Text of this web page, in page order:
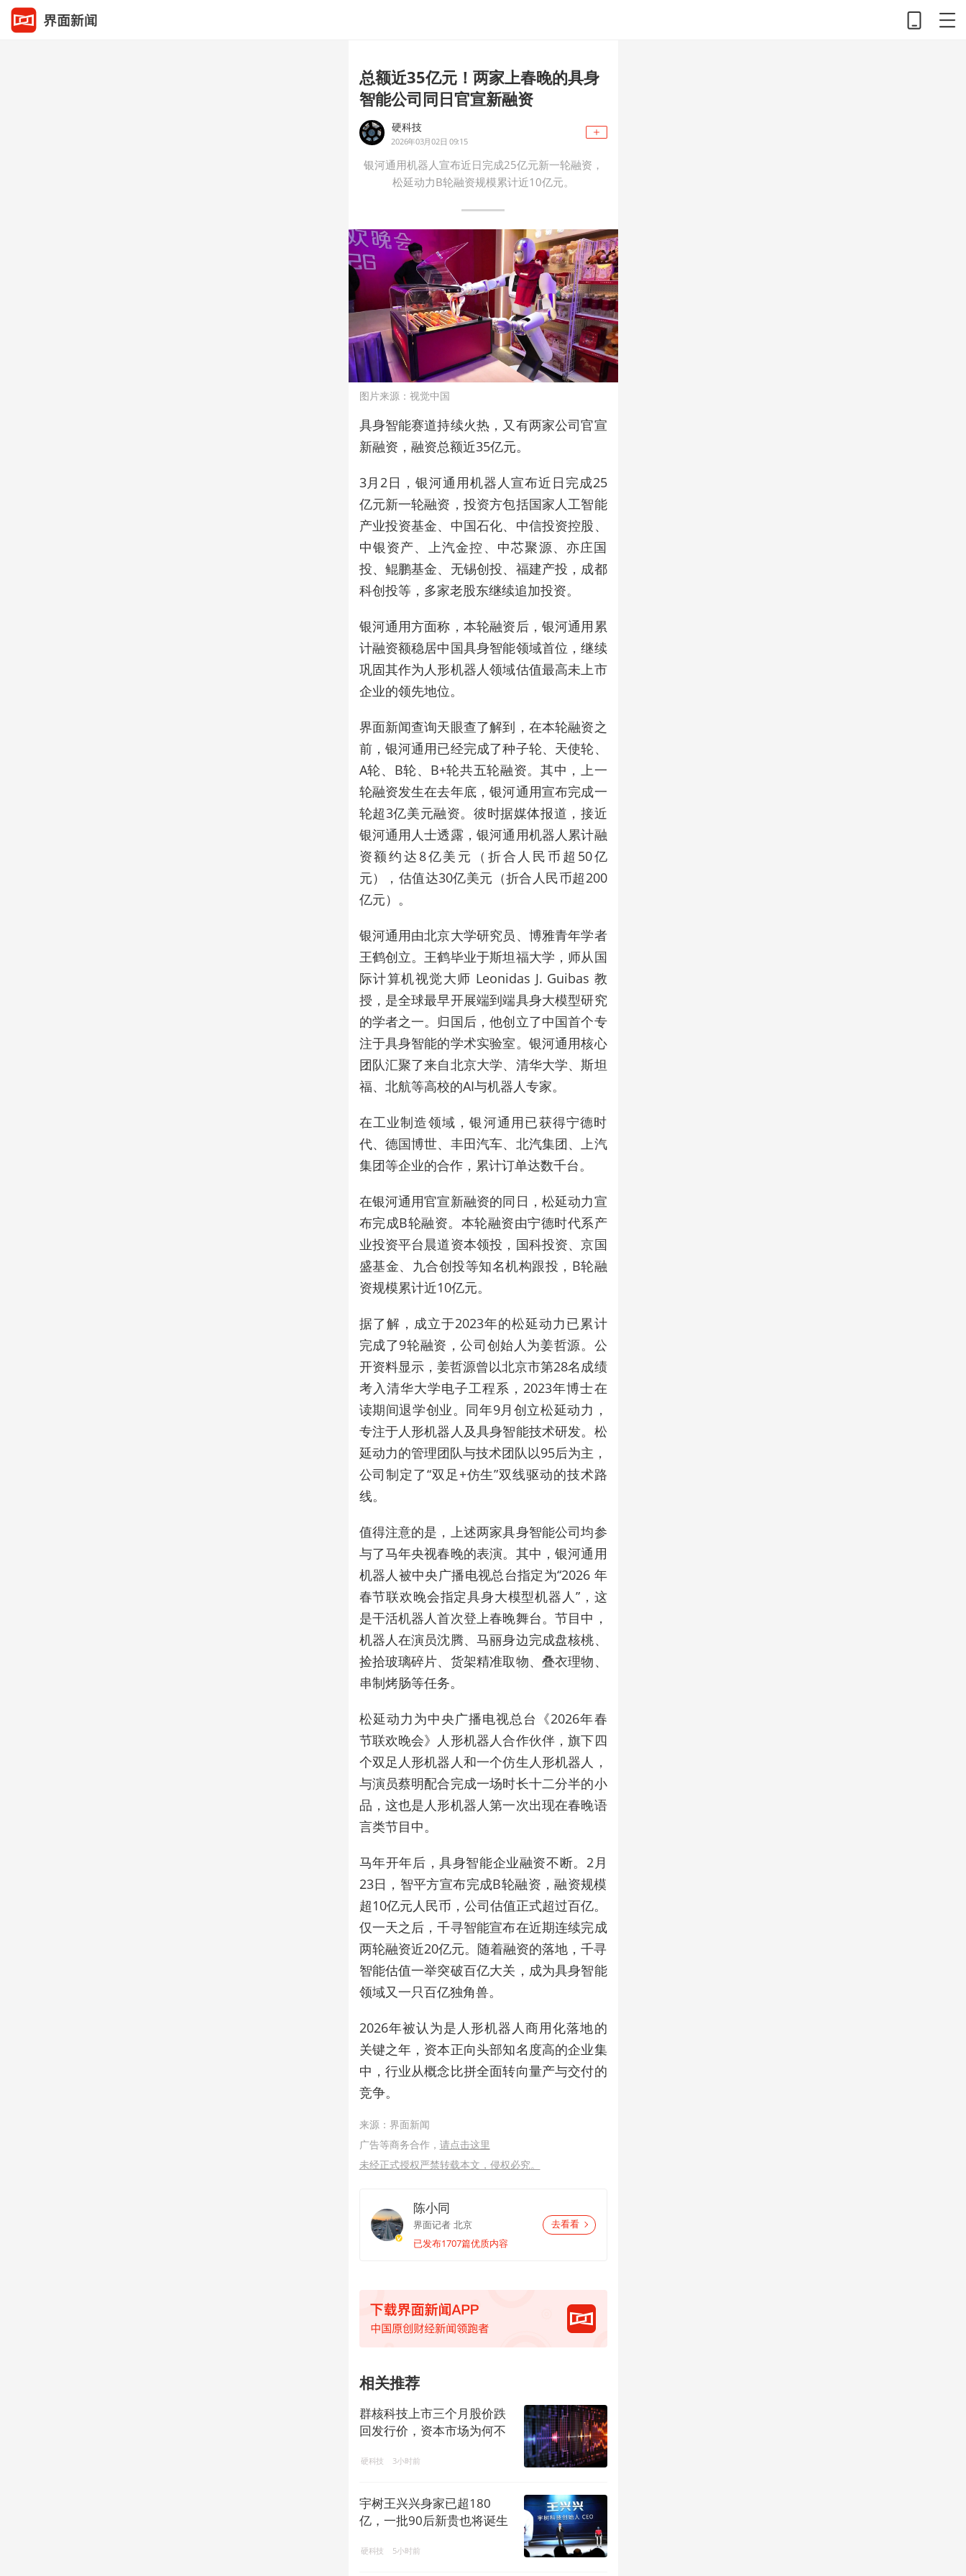
总额近35亿元！两家上春晚的具身
智能公司同日官宣新融资
硬科技
2026年03月02日 09:15
银河通用机器人宣布近日完成25亿元新一轮融资，
松延动力B轮融资规模累计近10亿元。
图片来源：视觉中国
具身智能赛道持续火热，又有两家公司官宣
新融资，融资总额近35亿元。
3月2日，银河通用机器人宣布近日完成25
亿元新一轮融资，投资方包括国家人工智能
产业投资基金、中国石化、中信投资控股、
中银资产、上汽金控、中芯聚源、亦庄国
投、鲲鹏基金、无锡创投、福建产投，成都
科创投等，多家老股东继续追加投资。
银河通用方面称，本轮融资后，银河通用累
计融资额稳居中国具身智能领域首位，继续
巩固其作为人形机器人领域估值最高未上市
企业的领先地位。
界面新闻查询天眼查了解到，在本轮融资之
前，银河通用已经完成了种子轮、天使轮、
A轮、B轮、B+轮共五轮融资。其中，上一
轮融资发生在去年底，银河通用宣布完成一
轮超3亿美元融资。彼时据媒体报道，接近
银河通用人士透露，银河通用机器人累计融
资额约达8亿美元（折合人民币超50亿
元），估值达30亿美元（折合人民币超200
亿元）。
银河通用由北京大学研究员、博雅青年学者
王鹤创立。王鹤毕业于斯坦福大学，师从国
际计算机视觉大师 Leonidas J. Guibas 教
授，是全球最早开展端到端具身大模型研究
的学者之一。归国后，他创立了中国首个专
注于具身智能的学术实验室。银河通用核心
团队汇聚了来自北京大学、清华大学、斯坦
福、北航等高校的AI与机器人专家。
在工业制造领域，银河通用已获得宁德时
代、德国博世、丰田汽车、北汽集团、上汽
集团等企业的合作，累计订单达数千台。
在银河通用官宣新融资的同日，松延动力宣
布完成B轮融资。本轮融资由宁德时代系产
业投资平台晨道资本领投，国科投资、京国
盛基金、九合创投等知名机构跟投，B轮融
资规模累计近10亿元。
据了解，成立于2023年的松延动力已累计
完成了9轮融资，公司创始人为姜哲源。公
开资料显示，姜哲源曾以北京市第28名成绩
考入清华大学电子工程系，2023年博士在
读期间退学创业。同年9月创立松延动力，
专注于人形机器人及具身智能技术研发。松
延动力的管理团队与技术团队以95后为主，
公司制定了“双足+仿生”双线驱动的技术路
线。
值得注意的是，上述两家具身智能公司均参
与了马年央视春晚的表演。其中，银河通用
机器人被中央广播电视总台指定为“2026 年
春节联欢晚会指定具身大模型机器人”，这
是干活机器人首次登上春晚舞台。节目中，
机器人在演员沈腾、马丽身边完成盘核桃、
捡拾玻璃碎片、货架精准取物、叠衣理物、
串制烤肠等任务。
松延动力为中央广播电视总台《2026年春
节联欢晚会》人形机器人合作伙伴，旗下四
个双足人形机器人和一个仿生人形机器人，
与演员蔡明配合完成一场时长十二分半的小
品，这也是人形机器人第一次出现在春晚语
言类节目中。
马年开年后，具身智能企业融资不断。2月
23日，智平方宣布完成B轮融资，融资规模
超10亿元人民币，公司估值正式超过百亿。
仅一天之后，千寻智能宣布在近期连续完成
两轮融资近20亿元。随着融资的落地，千寻
智能估值一举突破百亿大关，成为具身智能
领域又一只百亿独角兽。
2026年被认为是人形机器人商用化落地的
关键之年，资本正向头部知名度高的企业集
中，行业从概念比拼全面转向量产与交付的
竞争。
来源：界面新闻
广告等商务合作， 请点击这里
未经正式授权严禁转载本文，侵权必究。
陈小同
界面记者 北京
已发布1707篇优质内容
去看看
相关推荐
群核科技上市三个月股价跌
回发行价，资本市场为何不
硬科技 3小时前
宇树王兴兴身家已超180
亿，一批90后新贵也将诞生
硬科技 5小时前